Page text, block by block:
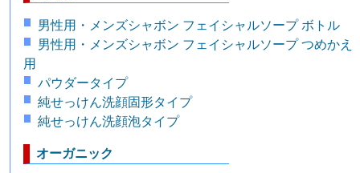
男性用・メンズシャボン フェイシャルソープ ボトル
男性用・メンズシャボン フェイシャルソープ つめかえ
用
パウダータイプ
純せっけん洗顔固形タイプ
純せっけん洗顔泡タイプ
オーガニック